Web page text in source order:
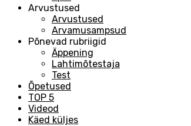
Arvustused
Arvustused
Arvamusampsud
Põnevad rubriigid
Äppening
Lahtimõtestaja
Test
Õpetused
TOP 5
Videod
Käed küljes